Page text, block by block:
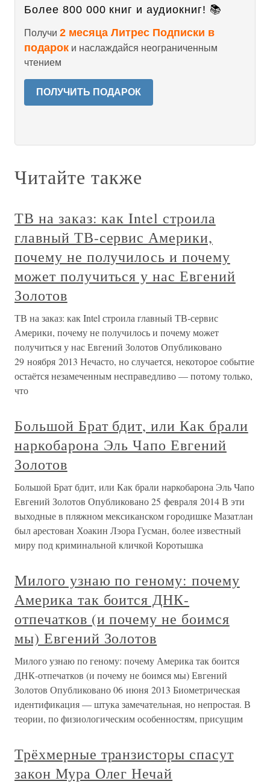
Более 800 000 книг и аудиокниг! 📚
Получи 2 месяца Литрес Подписки в
подарок и наслаждайся неограниченным
чтением
ПОЛУЧИТЬ ПОДАРОК
Читайте также
ТВ на заказ: как Intel строила
главный ТВ-сервис Америки,
почему не получилось и почему
может получиться у нас Евгений
Золотов
ТВ на заказ: как Intel строила главный ТВ-сервис
Америки, почему не получилось и почему может
получиться у нас Евгений Золотов Опубликовано
29 ноября 2013 Нечасто, но случается, некоторое событие
остаётся незамеченным несправедливо — потому только,
что
Большой Брат бдит, или Как брали
наркобарона Эль Чапо Евгений
Золотов
Большой Брат бдит, или Как брали наркобарона Эль Чапо
Евгений Золотов Опубликовано 25 февраля 2014 В эти
выходные в пляжном мексиканском городишке Мазатлан
был арестован Хоакин Лэора Гусман, более известный
миру под криминальной кличкой Коротышка
Милого узнаю по геному: почему
Америка так боится ДНК-
отпечатков (и почему не боимся
мы) Евгений Золотов
Милого узнаю по геному: почему Америка так боится
ДНК-отпечатков (и почему не боимся мы) Евгений
Золотов Опубликовано 06 июня 2013 Биометрическая
идентификация — штука замечательная, но непростая. В
теории, по физиологическим особенностям, присущим
Трёхмерные транзисторы спасут
закон Мура Олег Нечай